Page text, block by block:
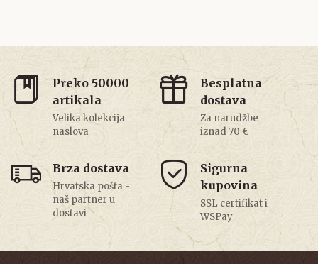
Preko 50000
artikala
Velika kolekcija
naslova
Besplatna
dostava
Za narudžbe
iznad 70 €
Brza dostava
Hrvatska pošta -
naš partner u
dostavi
Sigurna
kupovina
SSL certifikat i
WSPay